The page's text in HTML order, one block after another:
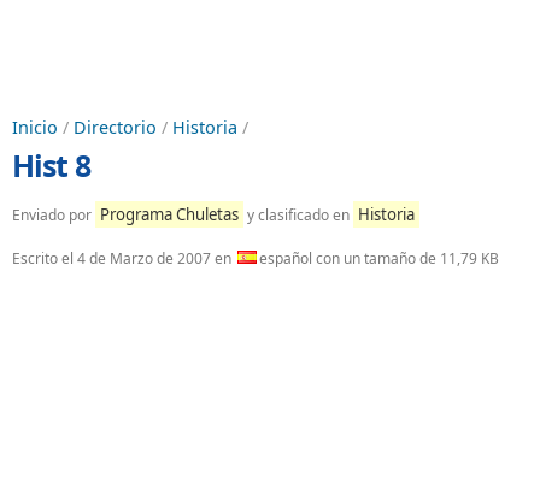
Inicio / Directorio / Historia /
Hist 8
Enviado por Programa Chuletas y clasificado en Historia
Escrito el 4 de Marzo de 2007en español con un tamaño de 11,79 KB